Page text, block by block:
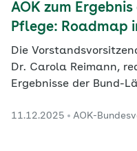
AOK zum
Pflege: Roadmap
Die
Dr. Carola Reimann,
Ergebnisse der Bund-
11.12.2025 AOK-